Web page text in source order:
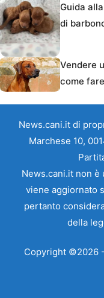
Guida
di
Vendere
come
News.cani.it di
Marchese 10,
News.cani.it non è
viene aggiornato
pertanto
della
Copyright ©2026